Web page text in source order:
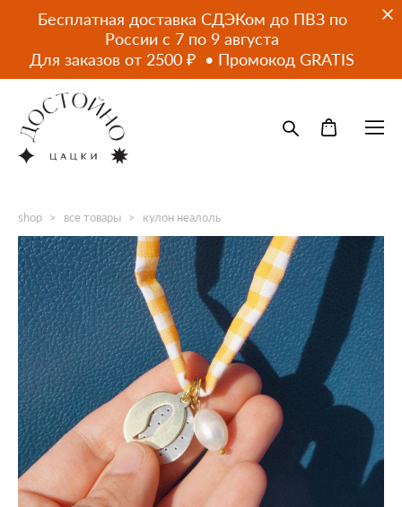
Бесплатная доставка СДЭКом до ПВЗ по
России с 7 по 9 августа
Для заказов от 2500 ₽ • Промокод GRATIS
shop > все товары > кулон неалоль